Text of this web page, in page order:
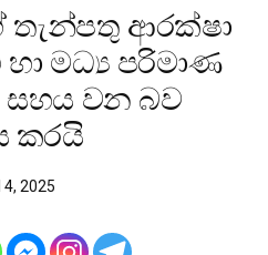
ආරක්ෂා
මධ්‍ය පරිමාණ
සහය වන බව
කරයි
4, 2025